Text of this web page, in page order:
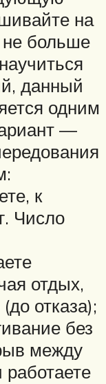
на
не больше
данный
одним
—
к
Число
отдых,
отказа);
без
между